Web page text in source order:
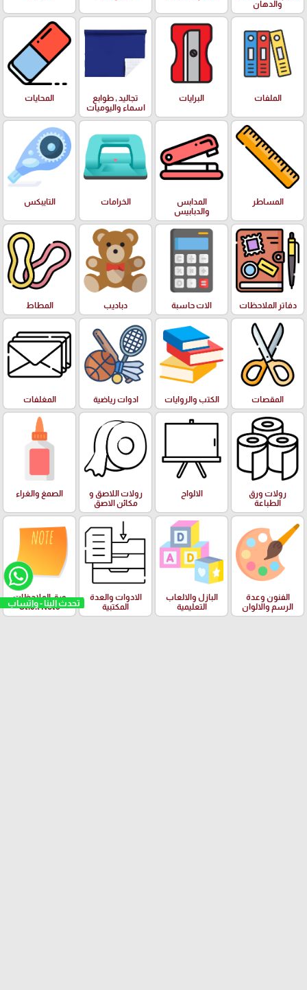
تحدث الينا - واتساب
والدهان
الملفات البرايات
تجاليد , طوابع
اسماء واليوميات
المحايات
المساطر
المدابس
والدبابيس
الخرامات التايبكس
دفاتر الملاحظات الات حاسبة دباديب المطاط
المقصات الكتب والروايات ادوات رياضية المغلفات
رولات ورق
الطباعة
الالواح
رولات اللاصق و
مكائن الاصق
الصمغ والغراء
الفنون وعدة
الرسم والالوان
البازل والالعاب
التعليمية
الادوات والعدة
المكتبية
ورق الملاحظات
Stick Note